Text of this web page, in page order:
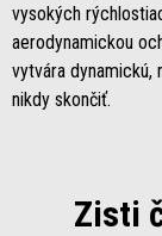
vysokých
aerodynamickou
vytvára dynamickú,
nikdy skončiť.
Zisti